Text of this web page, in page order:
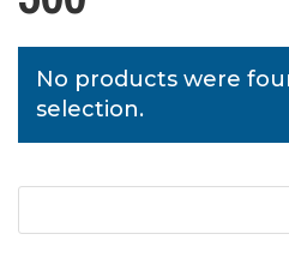
No products were
selection.